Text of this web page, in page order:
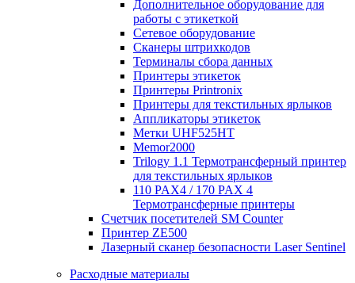
Дополнительное оборудование для
работы с этикеткой
Сетевое оборудование
Сканеры штрихкодов
Терминалы сбора данных
Принтеры этикеток
Принтеры Printronix
Принтеры для текстильных ярлыков
Аппликаторы этикеток
Метки UHF525HT
Memor2000
Trilogy 1.1 Термотрансферный принтер
для текстильных ярлыков
110 PAX4 / 170 PAX 4
Термотрансферные принтеры
Счетчик посетителей SM Counter
Принтер ZE500
Лазерный сканер безопасности Laser Sentinel
Расходные материалы